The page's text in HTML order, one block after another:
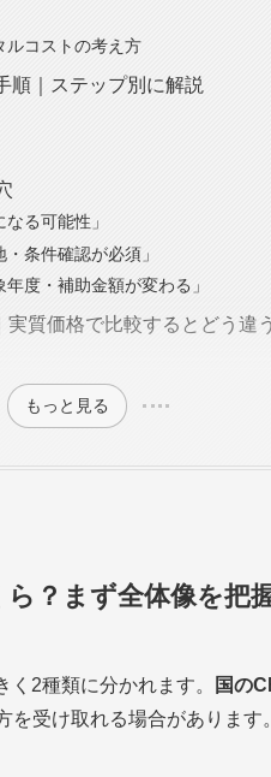
ルコストの考え方
順｜ステップ別に解説
る可能性」
条件確認が必須」
度・補助金額が変わる」
実質価格で比較するとどう違
もっと見る
？まず全体像を把
2種類に分かれます。 国の
受け取れる場合があります